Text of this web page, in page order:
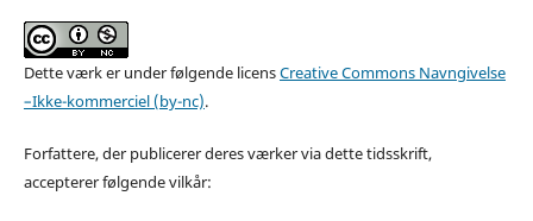
Dette værk er under følgende licensCreative Commons Navngivelse
–Ikke-kommerciel (by-nc).
Forfattere, der publicerer deres værker via dette tidsskrift,
accepterer følgende vilkår: